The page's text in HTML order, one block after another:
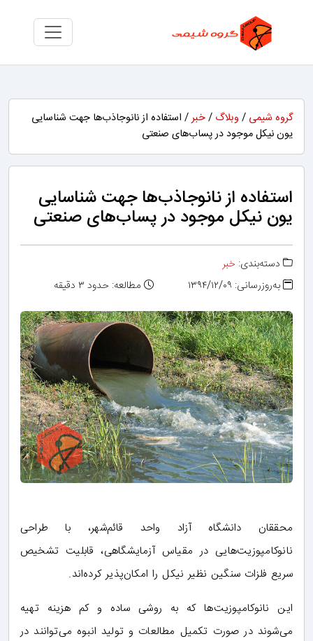
گروه شیمی / وبلاگ /خبر/ استفاده از نانوجاذب‌ها جهت شناسایی
یون نیکل موجود در پساب‌های صنعتی
استفاده از نانوجاذب‌ها جهت شناسایی
یون نیکل موجود در پساب‌های صنعتی
دسته‌بندی: خبر
به‌روزرسانی: ۱۳۹۴/۱۲/۰۹
مطالعه: حدود ۳ دقیقه
محققان دانشگاه آزاد واحد قائم‌شهر، با طراحی
نانوکامپوزیت‌هایی در مقیاس آزمایشگاهی، قابلیت تشخیص
سریع فلزات سنگین نظیر نیکل را امکان‌پذیر کرده‌اند.
این نانوکامپوزیت‌ها که به روشی ساده و کم هزینه تهیه
می‌شوند در صورت تکمیل مطالعات و تولید انبوه می‌توانند در